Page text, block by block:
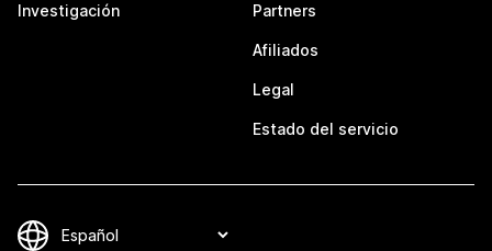
Investigación Partners
Afiliados
Legal
Estado del servicio